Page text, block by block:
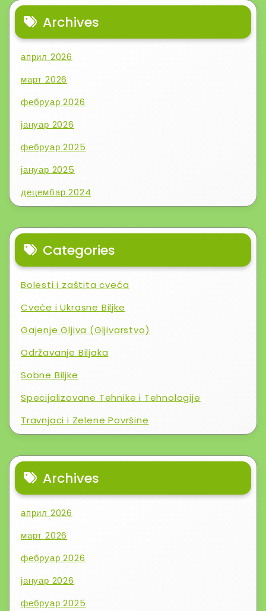
Archives
април 2026
март 2026
фебруар 2026
јануар 2026
фебруар 2025
јануар 2025
децембар 2024
Categories
Bolesti i zaštita cveća
Cveće i Ukrasne Biljke
Gajenje Gljiva (Gljivarstvo)
Održavanje Biljaka
Sobne Biljke
Specijalizovane Tehnike i Tehnologije
Travnjaci i Zelene Površine
Archives
април 2026
март 2026
фебруар 2026
јануар 2026
фебруар 2025